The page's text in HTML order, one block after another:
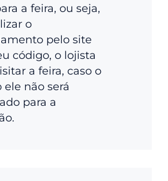
a feira, ou seja,
o
pelo site
código, o lojista
a feira, caso o
ele não será
para a